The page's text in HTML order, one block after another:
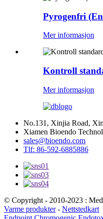
Pyrogenfri
Mer informasjon
Kontroll
Mer informasjon
No.131, Xinjia Road,
Xiamen Bioendo
sales@bioendo.com
Tlf: 86-592-6885886
© Copyright - 2010-2023 : Med
Varme produkter- Nettstedkart